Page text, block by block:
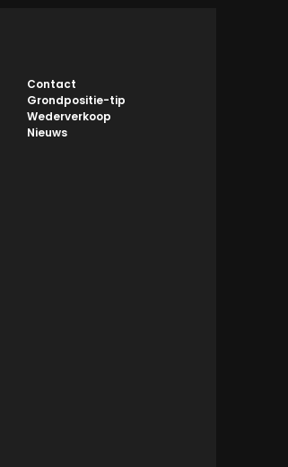
Contact
Grondpositie-tip
Wederverkoop
Nieuws